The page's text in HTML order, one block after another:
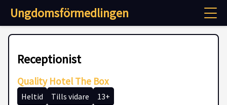
Ungdomsförmedlingen
Receptionist
Quality Hotel The Box
Heltid Tills vidare
13+